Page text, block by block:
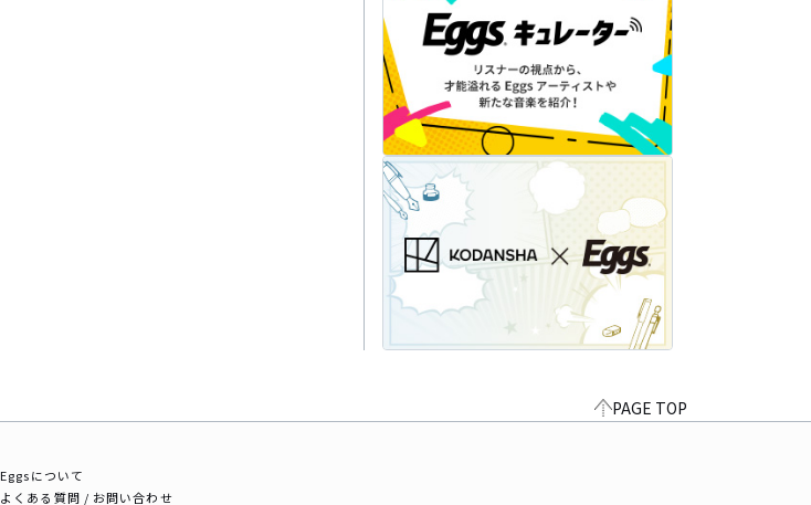
PAGE TOP
Eggsについて
よくある質問 / お問い合わせ